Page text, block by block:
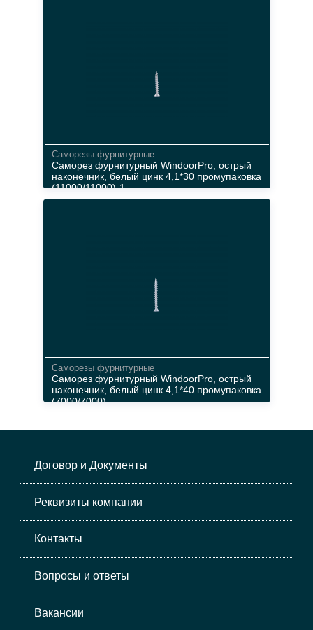
Cаморезы фурнитурные
Саморез фурнитурный WindoorPro, острый
наконечник, белый цинк 4,1*30 промупаковка
(11000/11000)-1
Cаморезы фурнитурные
Саморез фурнитурный WindoorPro, острый
наконечник, белый цинк 4,1*40 промупаковка
(7000/7000)
металл
неокрас
Договор и Документы
Реквизиты компании
Контакты
Вопросы и ответы
Вакансии